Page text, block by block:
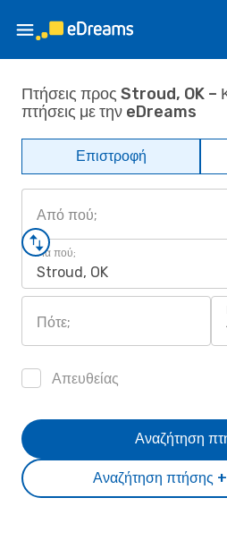
Πτήσεις προς Stroud, OK –
πτήσεις με την eDreams
Επιστροφή
Από πού;
Για πού;
Stroud, OK
Πότε;
Απευθείας
Αναζήτηση πτήσης +
Αναζήτηση